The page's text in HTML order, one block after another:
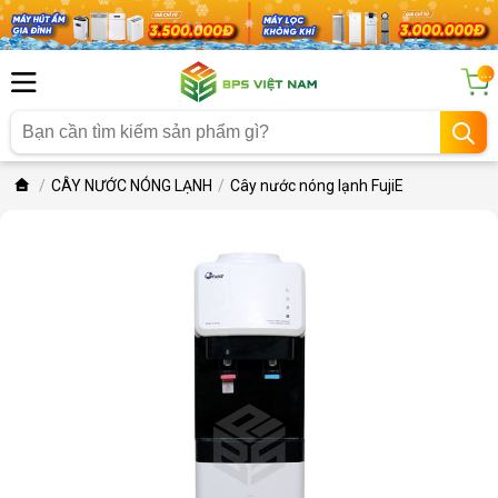
...
CÂY NƯỚC NÓNG LẠNH Cây nước nóng lạnh FujiE